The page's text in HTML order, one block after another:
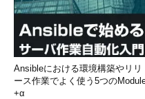
Ansibleにおける環境構築やリリ
ース作業でよく使う5つの
+α